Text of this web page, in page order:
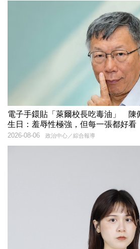
電子手鐶貼「萊爾校長吃毒油」 陳
生日：羞辱性極強，但每一張都好看
政治中心／綜合報導
2026-08-06